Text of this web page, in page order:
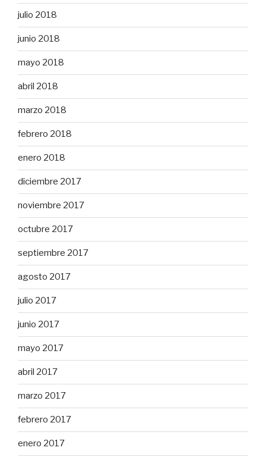
julio 2018
junio 2018
mayo 2018
abril 2018
marzo 2018
febrero 2018
enero 2018
diciembre 2017
noviembre 2017
octubre 2017
septiembre 2017
agosto 2017
julio 2017
junio 2017
mayo 2017
abril 2017
marzo 2017
febrero 2017
enero 2017